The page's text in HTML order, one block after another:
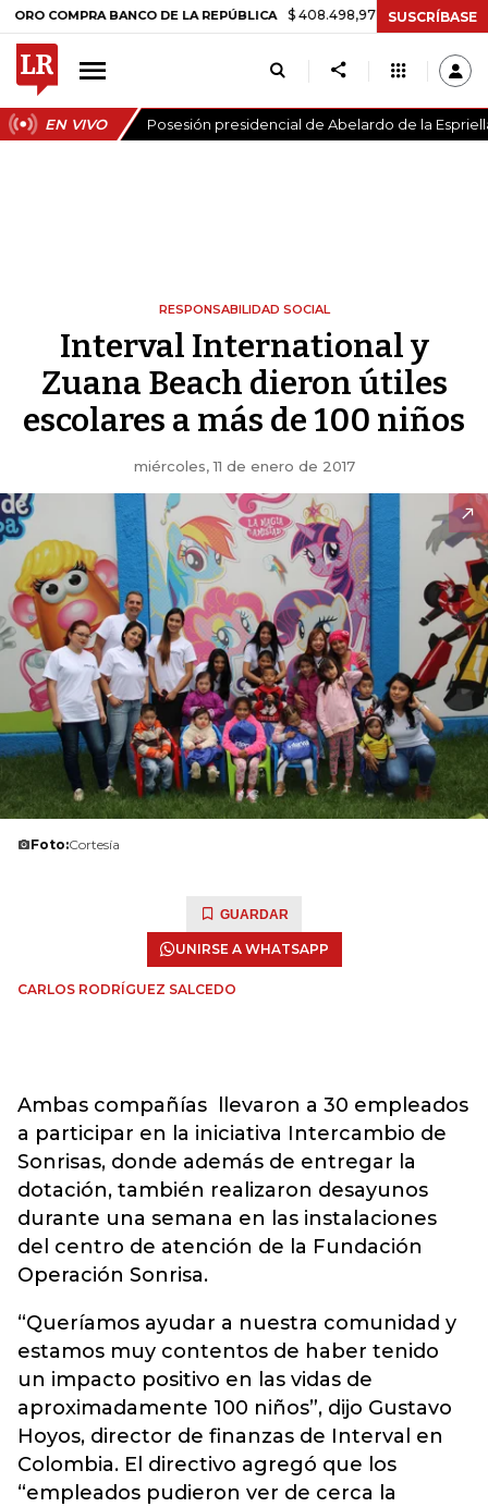
COMPRA BANCO DE LA REPÚBLICA $ 408.498,97 +$ 8.753,81 +2,19%
SUSCRÍBASE
EN VIVO Posesión presidencial de Abelardo de la
RESPONSABILIDAD SOCIAL
Interval International y
Zuana Beach dieron útiles
escolares a más de 100 niños
miércoles, 11 de enero de 2017
Foto:Cortesía
GUARDAR
UNIRSE A WHATSAPP
CARLOS RODRÍGUEZ SALCEDO
Ambas compañías llevaron a 30 empleados
a participar en la iniciativa Intercambio de
Sonrisas, donde además de entregar la
dotación, también realizaron desayunos
durante una semana en las instalaciones
del centro de atención de la Fundación
Operación Sonrisa.
“Queríamos ayudar a nuestra comunidad y
estamos muy contentos de haber tenido
un impacto positivo en las vidas de
aproximadamente 100 niños”, dijo Gustavo
Hoyos, director de finanzas de Interval en
Colombia. El directivo agregó que los
“empleados pudieron ver de cerca la